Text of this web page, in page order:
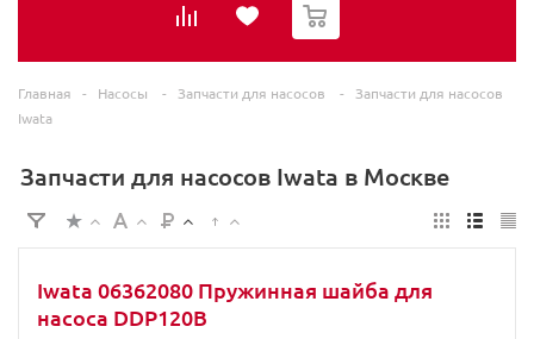
Главная - Насосы - Запчасти для насосов -
Запчасти для насосов
Iwata
Запчасти для насосов Iwata в Москве
Iwata 06362080 Пружинная шайба для
насоса DDP120B